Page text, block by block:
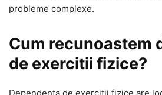
probleme complexe.
Cum recunoastem
de exercitii fizice?